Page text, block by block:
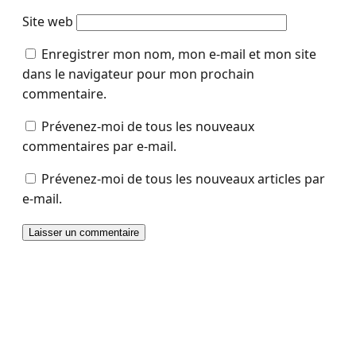
Site web
Enregistrer mon nom, mon e-mail et mon site
dans le navigateur pour mon prochain
commentaire.
Prévenez-moi de tous les nouveaux
commentaires par e-mail.
Prévenez-moi de tous les nouveaux articles par
e-mail.